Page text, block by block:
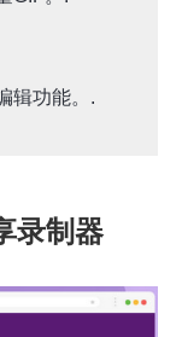
辑功能。.
录制器